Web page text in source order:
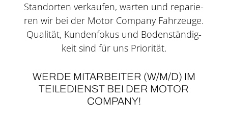
Stand­or­ten ver­kau­fen, war­ten und repa­rie­
ren wir bei der Motor Company Fahr­zeu­ge.
Qua­li­tät, Kun­den­fo­kus und Boden­stän­dig­
keit sind für uns Prio­ri­tät.
WER­DE MIT­AR­BEI­TER (W/M/D) IM
TEI­LE­DIENST BEI DER MOTOR
COMPANY!